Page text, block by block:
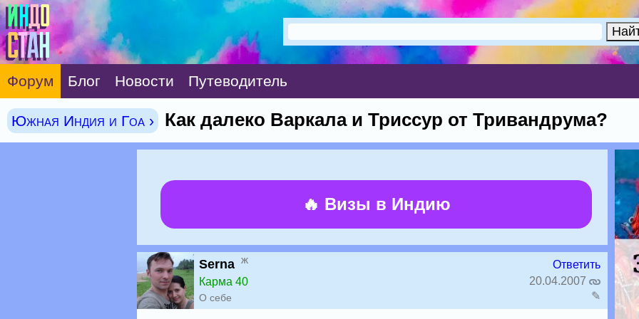
Форум Блог Новости Путеводитель
Южная Индия и Гоа › Как далеко Варкала и Триссур от Тривандрума?
🔥 Визы в Индию
Serna ж
Карма 40
О себе
Ответить
20.04.2007
✎